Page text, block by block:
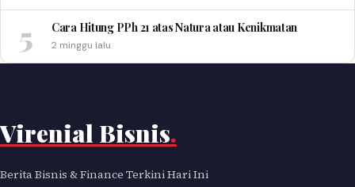
5 Cara Hitung PPh 21 atas Natura atau Kenikmatan
2 minggu lalu
Virenial Bisnis.
Berita Bisnis & Finance Terkini Hari Ini